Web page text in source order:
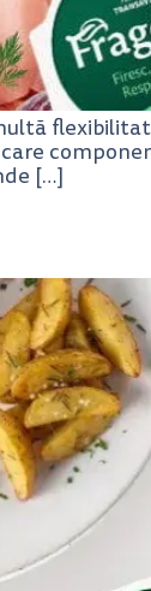
[…]